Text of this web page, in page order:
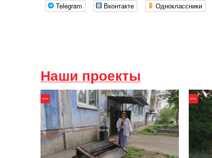
Telegram Вконтакте Одноклассники
Наши проекты